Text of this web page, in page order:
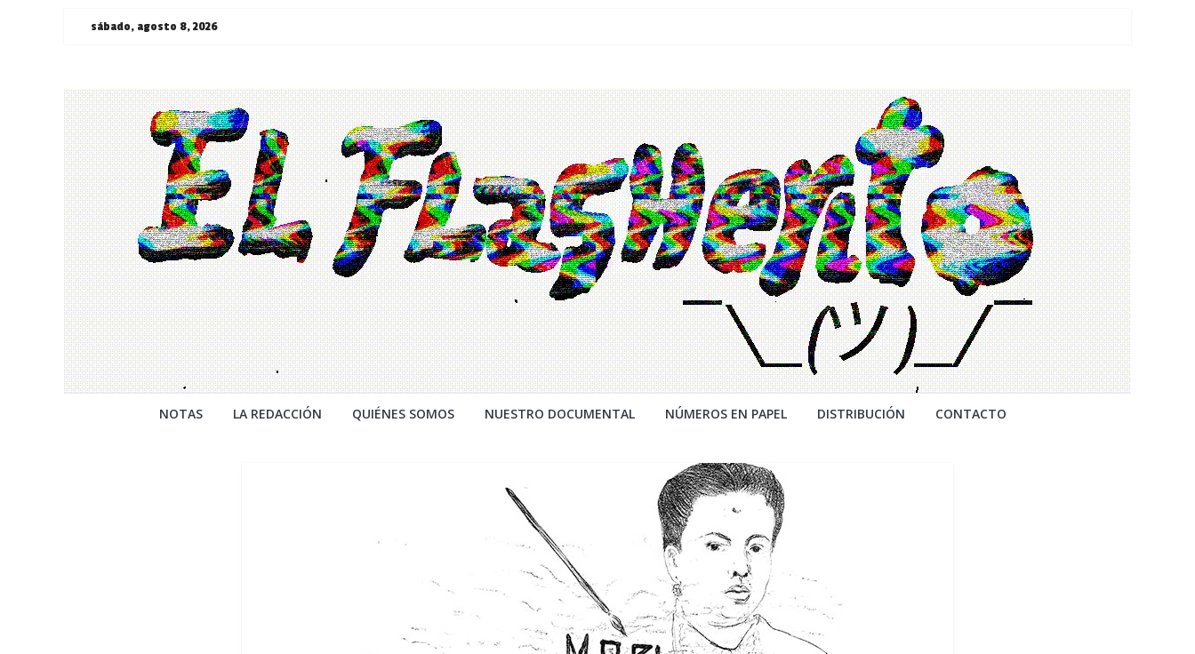
Saltarsábado, agosto 8, 2026
¯\_(ツ)_/
¯
NOTAS LA REDACCIÓN QUIÉNES SOMOS NUESTRO DOCUMENTAL NÚMEROS EN PAPEL DISTRIBUCIÓN CONTACTO